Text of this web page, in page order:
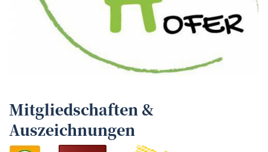
Mitgliedschaften &
Auszeichnungen